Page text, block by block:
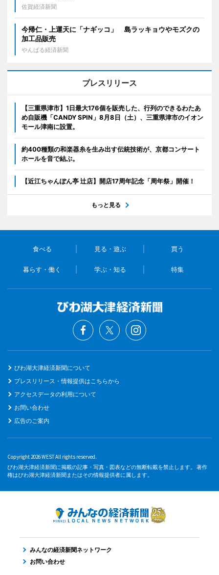
佐賀経済新聞
今帰仁・上運天に「ナギッコ」 島ラッキョウやモズクの
加工品販売
やんばる経済新聞
プレスリリース
【三重県津市】1日最大176個を販売した、行列のできるわたあ
め自販機「CANDY SPIN」8月8日（土）、三重県津市のイオン
モール津南に設置。
約400種類の和楽器糸を生み出す伝統技術が、京都コンサート
ホールを音で結ぶ。
【近江ちゃんぽん亭 辻店】開店17周年記念「周年祭」開催！
もっと見る
食べる 見る・遊ぶ 買う
暮らす・働く 学ぶ・知る 特集
びわ湖大津経済新聞について
プレスリリース・情報提供はこちらから
アクセスデータの利用について
お問い合わせ
広告のご案内
Copyright 2026 WEST All rights reserved.
びわ湖大津経済新聞に掲載の記事・写真・図表などの無断転載を禁止します。 著作
権はびわ湖大津経済新聞またはその情報提供者に属します。
みんなの経済新聞ネットワーク
お問い合わせ